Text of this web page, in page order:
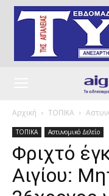
Αρχική ΤΟΠΙΚΑ
ΤΟΠΙΚΑ Αστυνομικό Δελτίο
Φριχτό
Αιγίου: